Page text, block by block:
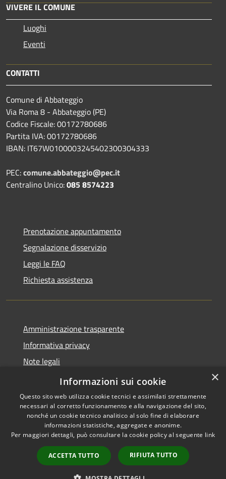
VIVERE IL COMUNE
Luoghi
Eventi
CONTATTI
Comune di Abbateggio
Via Roma 8 - Abbateggio (PE)
Codice Fiscale: 00172780686
Partita IVA: 00172780686
IBAN: IT67W0100003245402300304333
PEC:comune.abbateggio@pec.it
Centralino Unico:085 8574223
Prenotazione appuntamento
Segnalazione disservizio
Leggi le FAQ
Richiesta assistenza
Amministrazione trasparente
Informativa privacy
Note legali
Dichiarazione di accessibilità
Accessibilità
Copyright © 2026 • Comune di
Abbateggio • Powered by
Municipium•
Accesso
redazione
×
Informazioni sui cookie
Questo sito web utilizza cookie tecnici e assimilati strettamente
necessari al corretto funzionamento e alla navigazione del sito,
nonché un cookie tecnico analitico al solo fine di elaborare
informazioni statistiche, aggregate e anonime.
Per maggiori dettagli, può consultare la cookie policy al seguente link
ACCETTA TUTTO RIFIUTA TUTTO